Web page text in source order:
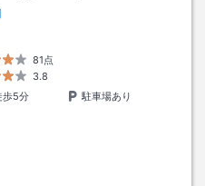
81点
3.8
歩5分
駐車場あり